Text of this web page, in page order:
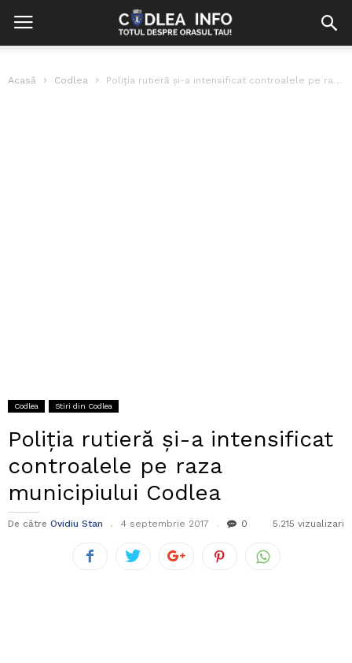
Acasă Codlea Poliția rutieră și-a intensificat controalele pe raza municipiului Codlea
Codlea Stiri din Codlea
Poliția rutieră și-a intensificat
controalele pe raza
municipiului Codlea
De către Ovidiu Stan 4 septembrie 2017 0 5.215 vizualizari